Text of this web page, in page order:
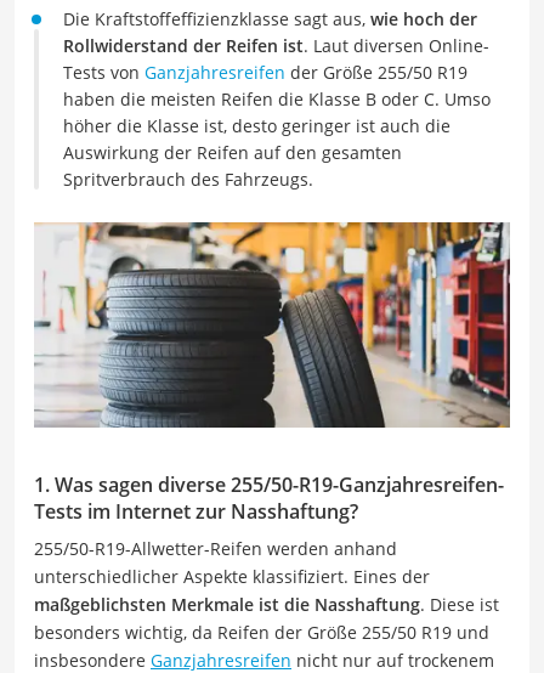
Die Kraftstoffeffizienzklasse sagt aus, wie hoch der
Rollwiderstand der Reifen ist. Laut diversen Online-
Tests von Ganzjahresreifen der Größe 255/50 R19
haben die meisten Reifen die Klasse B oder C. Umso
höher die Klasse ist, desto geringer ist auch die
Auswirkung der Reifen auf den gesamten
Spritverbrauch des Fahrzeugs.
1. Was sagen diverse 255/50-R19-Ganzjahresreifen-
Tests im Internet zur Nasshaftung?
255/50-R19-Allwetter-Reifen werden anhand
unterschiedlicher Aspekte klassifiziert. Eines der
maßgeblichsten Merkmale ist die Nasshaftung. Diese ist
besonders wichtig, da Reifen der Größe 255/50 R19 und
insbesondere Ganzjahresreifen nicht nur auf trockenem